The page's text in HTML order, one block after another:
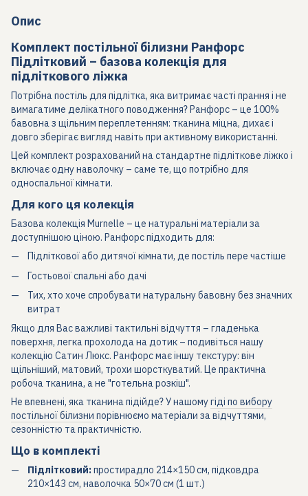
Опис
Комплект постільної білизни Ранфорс
Підлітковий – базова колекція для
підліткового ліжка
Потрібна постіль для підлітка, яка витримає часті прання і не
вимагатиме делікатного поводження? Ранфорс – це 100%
бавовна з щільним переплетенням: тканина міцна, дихає і
довго зберігає вигляд навіть при активному використанні.
Цей комплект розрахований на стандартне підліткове ліжко і
включає одну наволочку – саме те, що потрібно для
односпальної кімнати.
Для кого ця колекція
Базова колекція Murnelle – це натуральні матеріали за
доступнішою ціною. Ранфорс підходить для:
Підліткової або дитячої кімнати, де постіль пере частіше
Гостьової спальні або дачі
Тих, хто хоче спробувати натуральну бавовну без значних
витрат
Якщо для Вас важливі тактильні відчуття – гладенька
поверхня, легка прохолода на дотик – подивіться нашу
колекцію Сатин Люкс. Ранфорс має іншу текстуру: він
щільніший, матовий, трохи шорсткуватий. Це практична
робоча тканина, а не "готельна розкіш".
Не впевнені, яка тканина підійде? У нашомугіді по вибору
постільної білизни порівнюємо матеріали за відчуттями,
сезонністю та практичністю.
Що в комплекті
Підлітковий:простирадло 214×150 см, підковдра
210×143 см, наволочка 50×70 см (1 шт.)